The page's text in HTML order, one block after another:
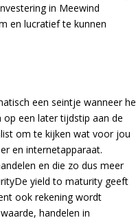
in Meewind
en lucratief te kunnen
een seintje wanneer
een later tijdstip aan de
om te kijken wat voor jou
en internetapparaat.
en die zo dus meer
yield to maturity geeft
ook rekening wordt
handelen in